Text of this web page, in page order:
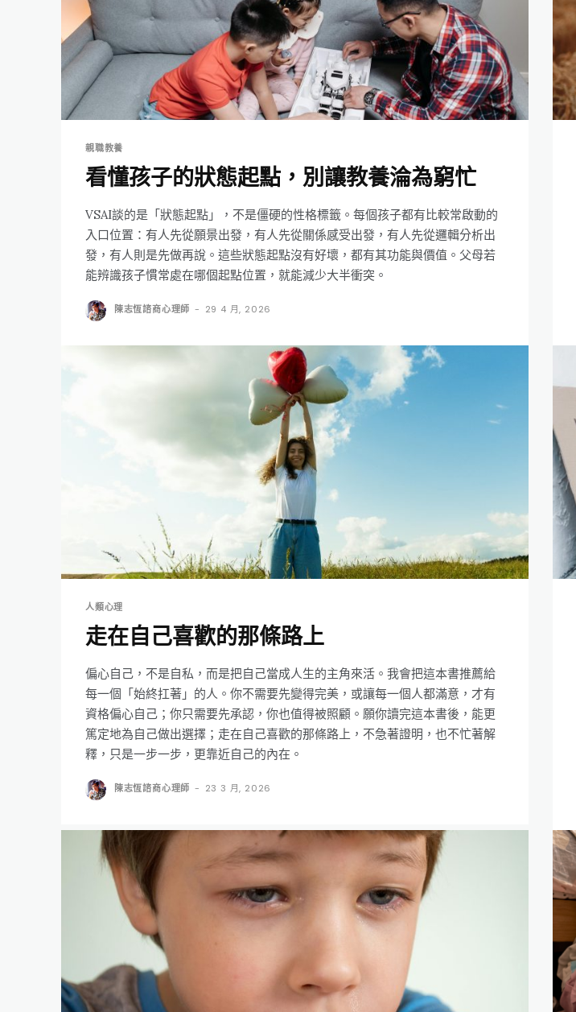
親職教養
看懂孩子的狀態起點，別讓教養淪為窮忙
VSAI談的是「狀態起點」，不是僵硬的性格標籤。每個孩子都有比較常啟動的
入口位置：有人先從願景出發，有人先從關係感受出發，有人先從邏輯分析出
發，有人則是先做再說。這些狀態起點沒有好壞，都有其功能與價值。父母若
能辨識孩子慣常處在哪個起點位置，就能減少大半衝突。
陳志恆諮商心理師 - 29 4 月, 2026
人類心理
走在自己喜歡的那條路上
偏心自己，不是自私，而是把自己當成人生的主角來活。我會把這本書推薦給
每一個「始終扛著」的人。你不需要先變得完美，或讓每一個人都滿意，才有
資格偏心自己；你只需要先承認，你也值得被照顧。願你讀完這本書後，能更
篤定地為自己做出選擇；走在自己喜歡的那條路上，不急著證明，也不忙著解
釋，只是一步一步，更靠近自己的內在。
陳志恆諮商心理師 - 23 3 月, 2026